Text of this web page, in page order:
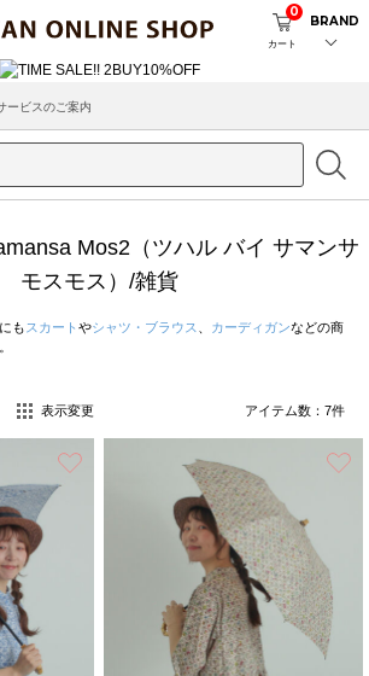
カート
0
BRAND
ービスのご案内
Mos2（ツハル バイ サマンサ
モスモス）/雑貨
も スカート やシャツ・ブラウス カーディガンなどの商
表示変更 アイテム数： 7件